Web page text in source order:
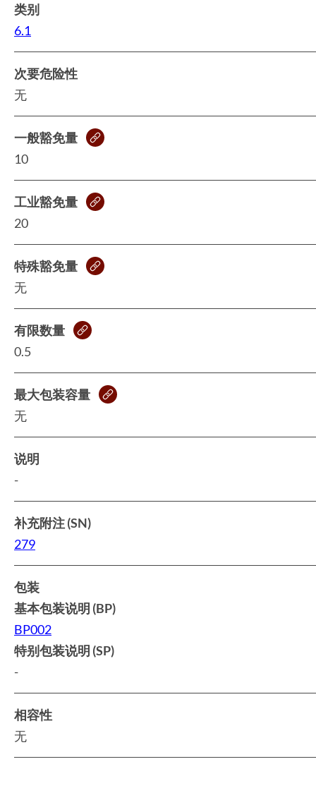
类别
6.1
次要危险性
无
一般豁免量
10
工业豁免量
20
特殊豁免量
无
有限数量
0.5
最大包装容量
无
说明
-
补充附注 (SN)
279
包装
基本包装说明 (BP)
BP002
特别包装说明 (SP)
-
相容性
无